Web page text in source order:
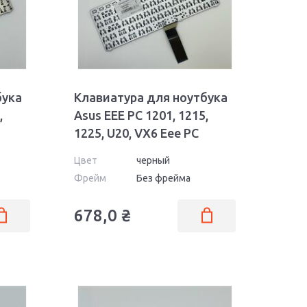
Клавиатура для ноутбука
Asus EEE PC 1201, 1215,
1225, U20, VX6 Eee PC
Frame) RU
Цвет
черный
Фрейм
Без фрейма
678,0 ₴